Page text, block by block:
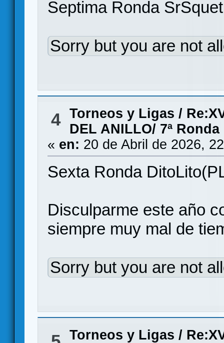
Septima Ronda
Sorry but you are not
4 Torneos y Ligas /
DEL ANILLO/ 7ª Ronda
« en: 20 de Abril de 2026,
Sexta Ronda
Disculparme este año
siempre muy mal de
Sorry but you are not
Torneos y Ligas /